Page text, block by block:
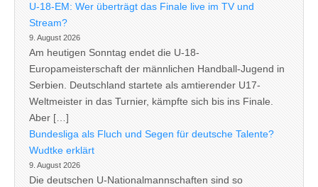
U-18-EM: Wer überträgt das Finale live im TV und
Stream?
9. August 2026
Am heutigen Sonntag endet die U-18-
Europameisterschaft der männlichen Handball-Jugend in
Serbien. Deutschland startete als amtierender U17-
Weltmeister in das Turnier, kämpfte sich bis ins Finale.
Aber […]
Bundesliga als Fluch und Segen für deutsche Talente?
Wudtke erklärt
9. August 2026
Die deutschen U-Nationalmannschaften sind so